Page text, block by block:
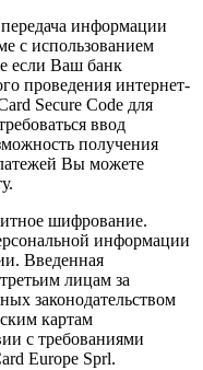
информации
с использованием
если Ваш банк
проведения интернет-
Secure Code для
ввод
получения
Вы можете
шифрование.
информации
Введенная
лицам за
законодательством
картам
с требованиями
Europe Sprl.